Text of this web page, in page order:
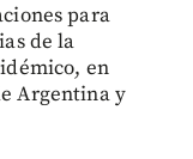
para
de la
en
Argentina y